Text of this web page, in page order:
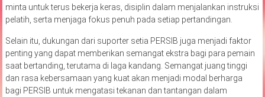
minta untuk terus bekerja keras, disiplin dalam menjalankan instruksi
pelatih, serta menjaga fokus penuh pada setiap pertandingan.
Selain itu, dukungan dari suporter setia PERSIB juga menjadi faktor
penting yang dapat memberikan semangat ekstra bagi para pemain
saat bertanding, terutama di laga kandang. Semangat juang tinggi
dan rasa kebersamaan yang kuat akan menjadi modal berharga
bagi PERSIB untuk mengatasi tekanan dan tantangan dalam